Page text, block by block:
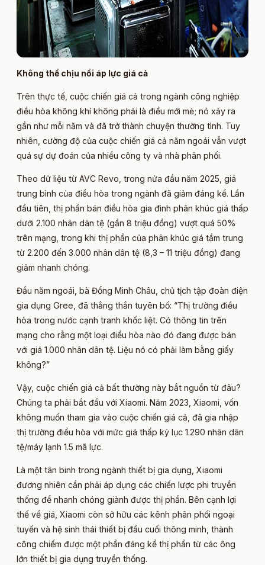
Không thể chịu nổi áp lực giá cả
Trên thực tế, cuộc chiến giá cả trong ngành công nghiệp
điều hòa không khí không phải là điều mới mẻ; nó xảy ra
gần như mỗi năm và đã trở thành chuyện thường tình. Tuy
nhiên, cường độ của cuộc chiến giá cả năm ngoái vẫn vượt
quá sự dự đoán của nhiều công ty và nhà phân phối.
Theo dữ liệu từ AVC Revo, trong nửa đầu năm 2025, giá
trung bình của điều hòa trong ngành đã giảm đáng kể. Lần
đầu tiên, thị phần bán điều hòa gia đình phân khúc giá thấp
dưới 2.100 nhân dân tệ (gần 8 triệu đồng) vượt quá 50%
trên mạng, trong khi thị phần của phân khúc giá tầm trung
từ 2.200 đến 3.000 nhân dân tệ (8,3 – 11 triệu đồng) đang
giảm nhanh chóng.
Đầu năm ngoái, bà Đổng Minh Châu, chủ tịch tập đoàn điện
gia dụng Gree, đã thẳng thắn tuyên bố: “Thị trường điều
hòa trong nước cạnh tranh khốc liệt. Có thông tin trên
mạng cho rằng một loại điều hòa nào đó đang được bán
với giá 1.000 nhân dân tệ. Liệu nó có phải làm bằng giấy
không?”
Vậy, cuộc chiến giá cả bất thường này bắt nguồn từ đâu?
Chúng ta phải bắt đầu với Xiaomi. Năm 2023, Xiaomi, vốn
không muốn tham gia vào cuộc chiến giá cả, đã gia nhập
thị trường điều hòa với mức giá thấp kỷ lục 1.290 nhân dân
tệ/máy lạnh 1.5 mã lực.
Là một tân binh trong ngành thiết bị gia dụng, Xiaomi
đương nhiên cần phải áp dụng các chiến lược phi truyền
thống để nhanh chóng giành được thị phần. Bên cạnh lợi
thế về giá, Xiaomi còn sở hữu các kênh phân phối ngoại
tuyến và hệ sinh thái thiết bị đầu cuối thông minh, thành
công chiếm được một phần đáng kể thị phần từ các ông
lớn thiết bị gia dụng truyền thống.